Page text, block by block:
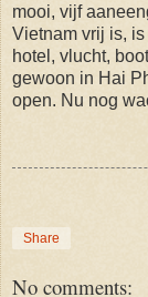
mooi, vijf
Vietnam vrij is,
hotel, vlucht,
gewoon in Hai
open. Nu nog
Share
No comments: